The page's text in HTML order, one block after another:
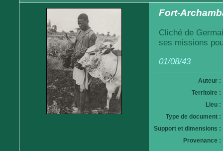
Fort-
Cliché de
ses missions
01/08/43
Auteur :
Territoire :
Lieu :
Type de document :
Support et dimensions :
Provenance :